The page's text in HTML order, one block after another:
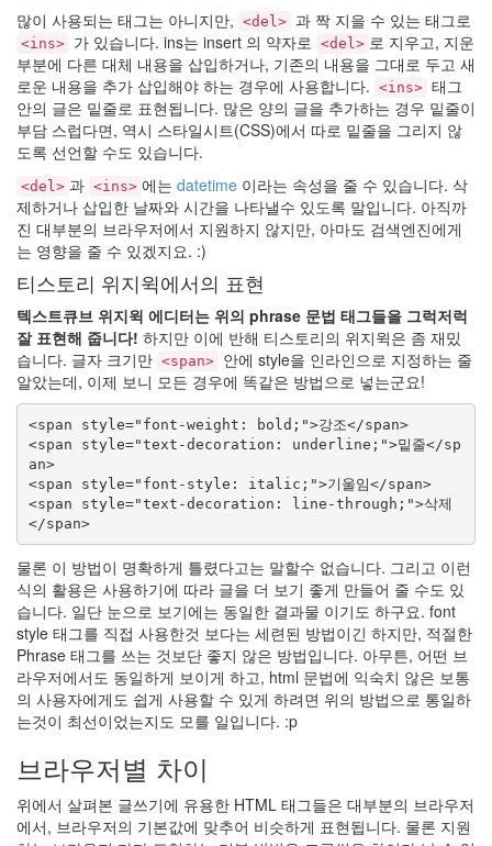
많이 사용되는 태그는 아니지만, <del> 과 짝 지을 수 있는 태그로
<ins> 가 있습니다. ins는 insert 의 약자로 <del> 로 지우고, 지운
부분에 다른 대체 내용을 삽입하거나, 기존의 내용을 그대로 두고 새
로운 내용을 추가 삽입해야 하는 경우에 사용합니다. <ins> 태그
안의 글은 밑줄로 표현됩니다. 많은 양의 글을 추가하는 경우 밑줄이
부담 스럽다면, 역시 스타일시트(CSS)에서 따로 밑줄을 그리지 않
도록 선언할 수도 있습니다.
<del> 과 <ins> 에는 datetime 이라는 속성을 줄 수 있습니다. 삭
제하거나 삽입한 날짜와 시간을 나타낼수 있도록 말입니다. 아직까
진 대부분의 브라우저에서 지원하지 않지만, 아마도 검색엔진에게
는 영향을 줄 수 있겠지요. :)
티스토리 위지윅에서의 표현
텍스트큐브 위지윅 에디터는 위의 phrase 문법 태그들을 그럭저럭
잘 표현해 줍니다! 하지만 이에 반해 티스토리의 위지윅은 좀 재밌
습니다. 글자 크기만 <span> 안에 style을 인라인으로 지정하는 줄
알았는데, 이제 보니 모든 경우에 똑같은 방법으로 넣는군요!
<span style="font-weight: bold;">강조</span>
<span style="text-decoration: underline;">밑줄</sp
an>
<span style="font-style: italic;">기울임</span>
<span style="text-decoration: line-through;">삭제
</span>
물론 이 방법이 명확하게 틀렸다고는 말할수 없습니다. 그리고 이런
식의 활용은 사용하기에 따라 글을 더 보기 좋게 만들어 줄 수도 있
습니다. 일단 눈으로 보기에는 동일한 결과물 이기도 하구요. font
style 태그를 직접 사용한것 보다는 세련된 방법이긴 하지만, 적절한
Phrase 태그를 쓰는 것보단 좋지 않은 방법입니다. 아무튼, 어떤 브
라우저에서도 동일하게 보이게 하고, html 문법에 익숙치 않은 보통
의 사용자에게도 쉽게 사용할 수 있게 하려면 위의 방법으로 통일하
는것이 최선이었는지도 모를 일입니다. :p
브라우저별 차이
위에서 살펴본 글쓰기에 유용한 HTML 태그들은 대부분의 브라우저
에서, 브라우저의 기본값에 맞추어 비슷하게 표현됩니다. 물론 지원